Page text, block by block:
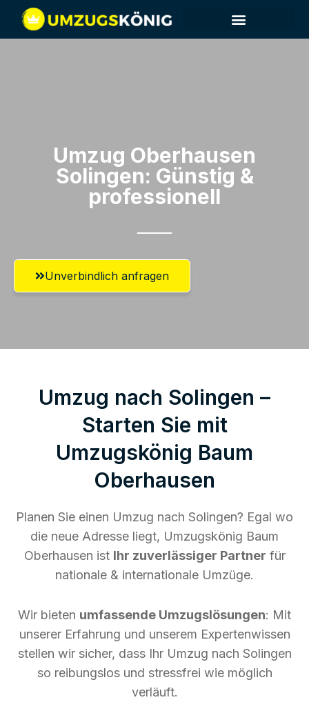
Umzug Oberhausen​
Solingen: Günstig &
professionell​
Unverbindlich anfragen
Umzug nach Solingen –
Starten Sie mit
Umzugskönig Baum
Oberhausen
Planen Sie einen Umzug nach Solingen? Egal wo
die neue Adresse liegt, Umzugskönig Baum
Oberhausen ist Ihr zuverlässiger Partner für
nationale & internationale Umzüge.
Wir bieten umfassende Umzugslösungen: Mit
unserer Erfahrung und unserem Expertenwissen
stellen wir sicher, dass Ihr Umzug nach Solingen
so reibungslos und stressfrei wie möglich
verläuft.